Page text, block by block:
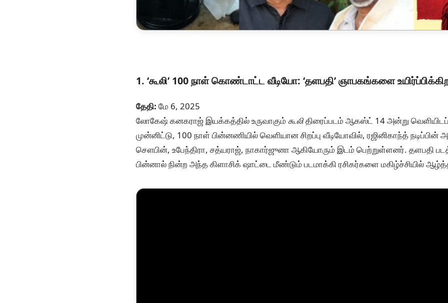
1. ‘கூலி’ 100 நாள் கொண்டாட்ட வீடியோ: ‘தளபதி’ ஞாபகங்களை
தேதி: மே 6, 2025
லோகேஷ் கனகராஜ் இயக்கத்தில் உருவாகும் கூலிதிரைப்படம் ஆகஸ்ட் 14 அன்று
முன்னிட்டு, 100 நாள் பின்னணியில் வெளியான சிறப்பு வீடியோவில், ரஜினிகாந்த்
சௌபின், உபேந்திரா, சத்யராஜ், நாகார்ஜுனா ஆகியோரும் இடம் பெற்றுள்ளனர். தளபதி
பின்னால் நின்ற அந்த கிளாசிக் ஷாட்டை மீண்டும் படமாக்கி ரசிகர்களை மகிழ்ச்சியில்